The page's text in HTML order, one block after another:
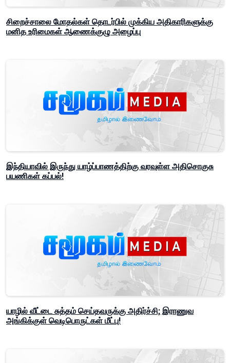
சிறைச்சாலை மோதல்கள் தொடர்பில் முக்கிய அதிகாரிகளுக்கு
மனித உரிமைகள் ஆணைக்குழு அழைப்பு
இந்தியாவில் இருந்து யாழ்ப்பாணத்திற்கு வரவுள்ள அதிசொகுசு
பயணிகள் கப்பல்!
யாழில் வீட்டை சுத்தம் செய்தவருக்கு அதிர்ச்சி; இராணுவ
அங்கிக்குள் வெடிபொருட்கள் மீட்பு!